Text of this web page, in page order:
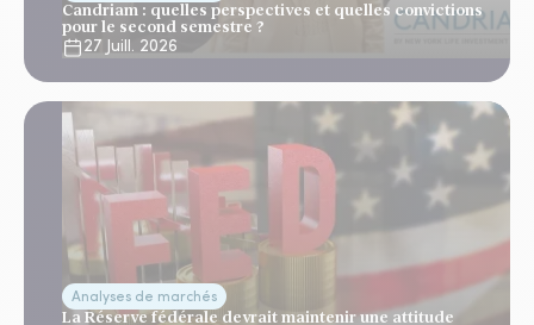
Candriam : quelles perspectives et quelles convictions
pour le second semestre ?
27 Juill. 2026
Analyses de marchés
La Réserve fédérale devrait maintenir une attitude